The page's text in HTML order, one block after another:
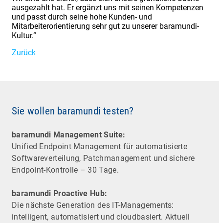
ausgezahlt hat. Er ergänzt uns mit seinen Kompetenzen
und passt durch seine hohe Kunden- und
Mitarbeiterorientierung sehr gut zu unserer baramundi-
Kultur.“
Zurück
Sie wollen baramundi testen?
baramundi Management Suite:
Unified Endpoint Management für automatisierte
Software­verteilung, Patchmanagement und sichere
Endpoint-Kontrolle – 30 Tage.
baramundi Proactive Hub:
Die nächste Generation des IT-Managements:
intelligent, automatisiert und cloudbasiert. Aktuell